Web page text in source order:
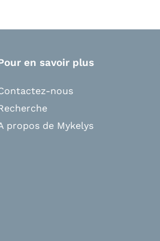
en savoir plus
nous
propos de Mykelys